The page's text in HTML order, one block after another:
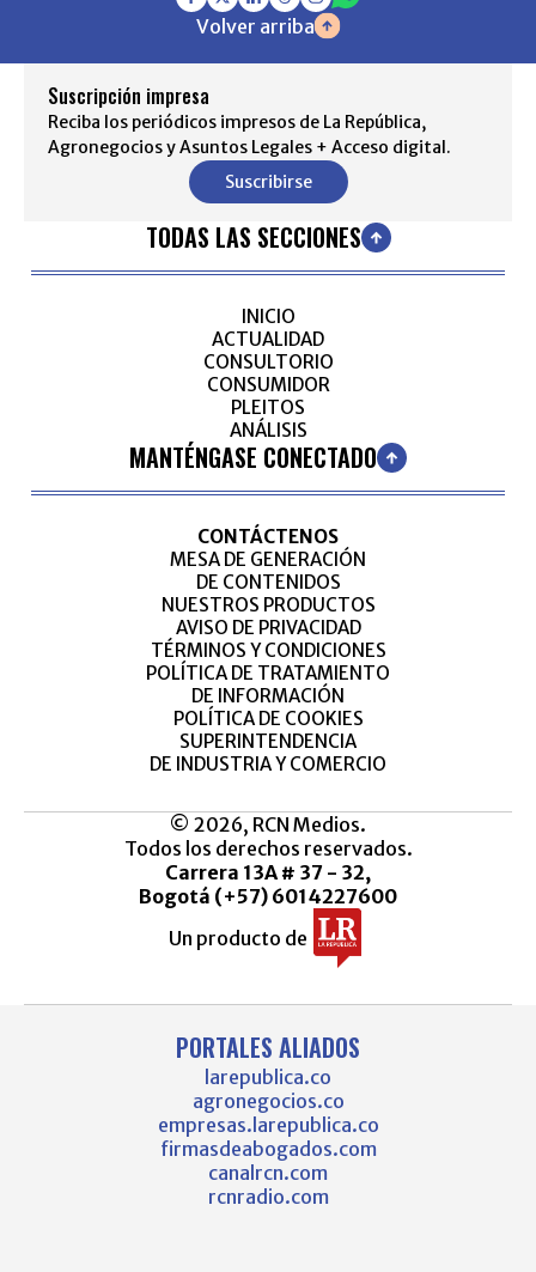
Volver arriba
Suscripción impresa
Reciba los periódicos impresos de La República,
Agronegocios y Asuntos Legales + Acceso digital.
Suscribirse
TODAS LAS SECCIONES
INICIO
ACTUALIDAD
CONSULTORIO
CONSUMIDOR
PLEITOS
ANÁLISIS
MANTÉNGASE CONECTADO
CONTÁCTENOS
MESA DE GENERACIÓN
DE CONTENIDOS
NUESTROS PRODUCTOS
AVISO DE PRIVACIDAD
TÉRMINOS Y CONDICIONES
POLÍTICA DE TRATAMIENTO
DE INFORMACIÓN
POLÍTICA DE COOKIES
SUPERINTENDENCIA
DE INDUSTRIA Y COMERCIO
© 2026, RCN Medios.
Todos los derechos reservados.
Carrera 13A # 37 - 32,
Bogotá (+57) 6014227600
Un producto de
PORTALES ALIADOS
larepublica.co
agronegocios.co
empresas.larepublica.co
firmasdeabogados.com
canalrcn.com
rcnradio.com